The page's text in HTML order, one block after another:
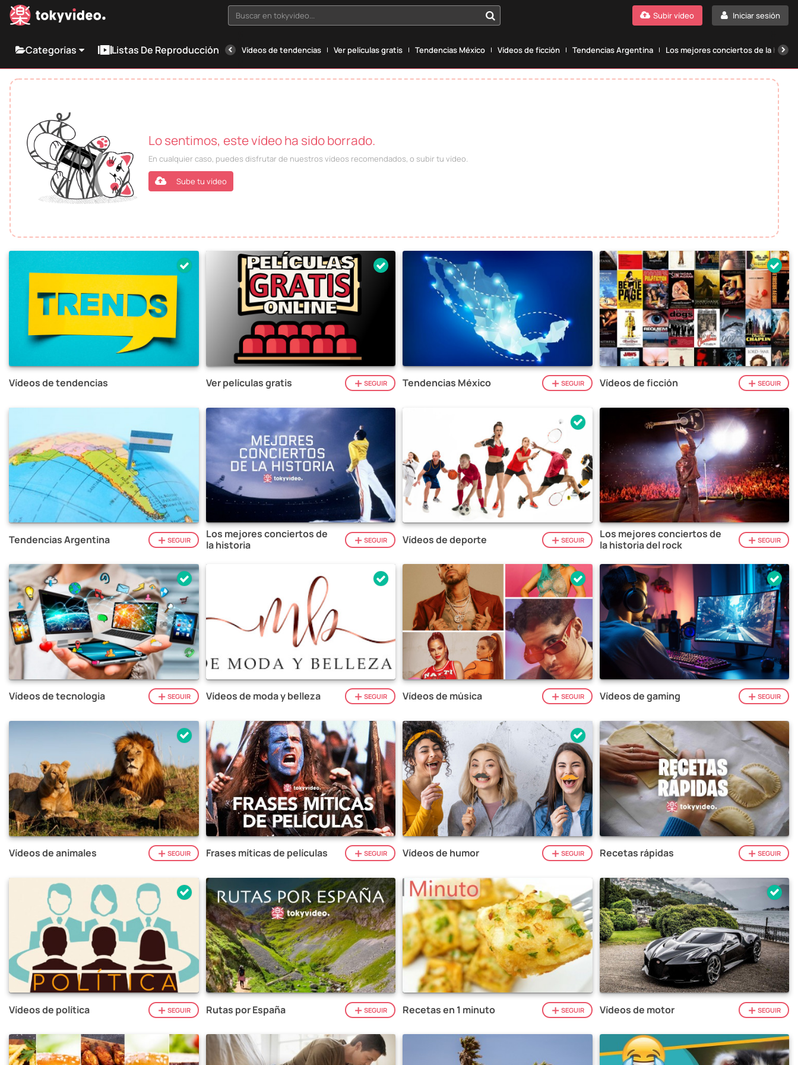
Buscar en tokyvideo... Iniciar sesión
Subir vídeo
Categorías Listas De Reproducción Vídeos de tendencias Ver películas gratis Tendencias México Vídeos de ficción Tendencias Argentina Los mejores conciertos de la
Lo sentimos, este vídeo ha sido borrado.
En cualquier caso, puedes disfrutar de nuestros vídeos recomendados, o subir tu vídeo.
Sube tu vídeo
Vídeos de tendencias Ver películas gratis SEGUIR Tendencias México SEGUIR Vídeos de ficción SEGUIR
Tendencias Argentina SEGUIR
Los mejores conciertos de
la historia
SEGUIR Vídeos de deporte SEGUIR
Los mejores conciertos de
la historia del rock
SEGUIR
Vídeos de tecnologia SEGUIR Vídeos de moda y belleza SEGUIR Vídeos de música SEGUIR Vídeos de gaming SEGUIR
Vídeos de animales SEGUIR Frases míticas de películas SEGUIR Vídeos de humor SEGUIR Recetas rápidas SEGUIR
Vídeos de política SEGUIR Rutas por España SEGUIR Recetas en 1 minuto SEGUIR Vídeos de motor SEGUIR